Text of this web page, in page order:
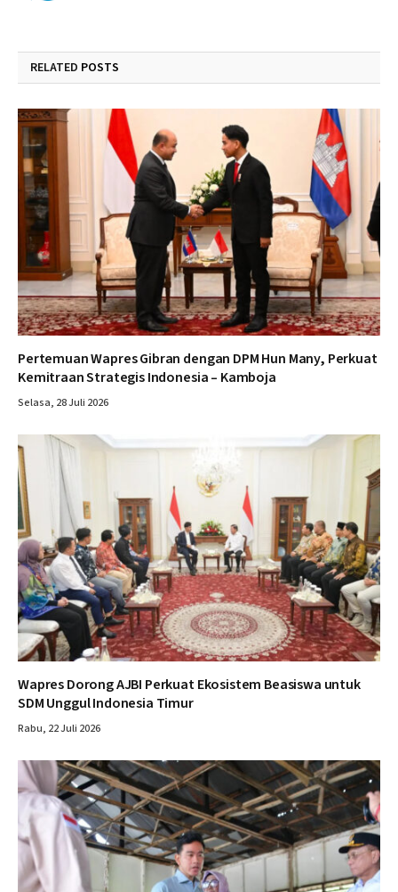
RELATED POSTS
Pertemuan Wapres Gibran dengan DPM Hun Many, Perkuat
Kemitraan Strategis Indonesia – Kamboja
Selasa, 28 Juli 2026
Wapres Dorong AJBI Perkuat Ekosistem Beasiswa untuk
SDM Unggul Indonesia Timur
Rabu, 22 Juli 2026